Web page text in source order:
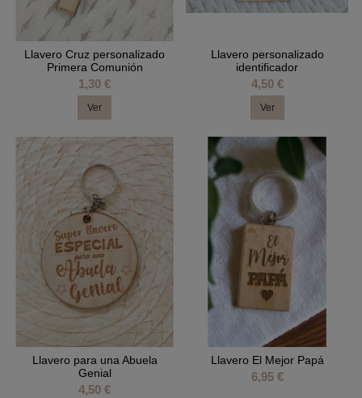
Llavero Cruz personalizado
Primera Comunión
1,30 €
Ver
Llavero personalizado
identificador
4,50 €
Ver
Llavero para una Abuela
Genial
4,50 €
Llavero El Mejor Papá
6,95 €